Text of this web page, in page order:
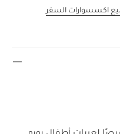
اكسسوارات السفر